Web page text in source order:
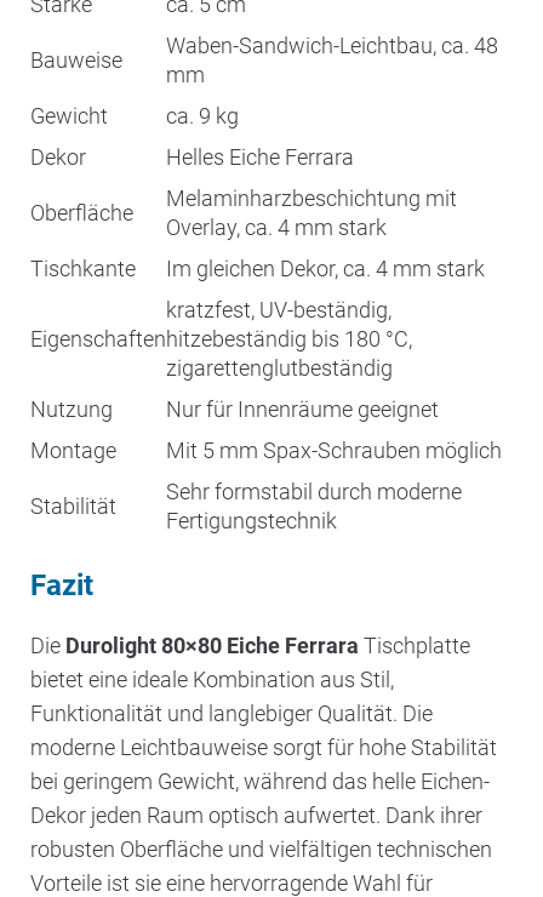
Bauweise
Waben-Sandwich-Leichtbau, ca. 48
mm
Gewicht
ca. 9 kg
Dekor
Helles Eiche Ferrara
Oberfläche
Melaminharzbeschichtung mit
Overlay, ca. 4 mm stark
Tischkante
Im gleichen Dekor, ca. 4 mm stark
Eigenschaften
kratzfest, UV-beständig,
hitzebeständig bis 180 °C,
zigarettenglutbeständig
Nutzung
Nur für Innenräume geeignet
Montage
Mit 5 mm Spax-Schrauben möglich
Stabilität
Sehr formstabil durch moderne
Fertigungstechnik
Fazit
Die Durolight 80×80 Eiche Ferrara Tischplatte
bietet eine ideale Kombination aus Stil,
Funktionalität und langlebiger Qualität. Die
moderne Leichtbauweise sorgt für hohe Stabilität
bei geringem Gewicht, während das helle Eichen-
Dekor jeden Raum optisch aufwertet. Dank ihrer
robusten Oberfläche und vielfältigen technischen
Vorteile ist sie eine hervorragende Wahl für